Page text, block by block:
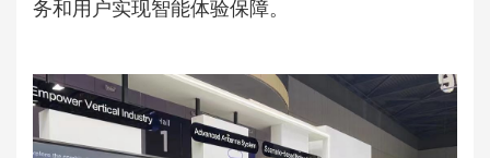
务和用户实现智能体验保障。